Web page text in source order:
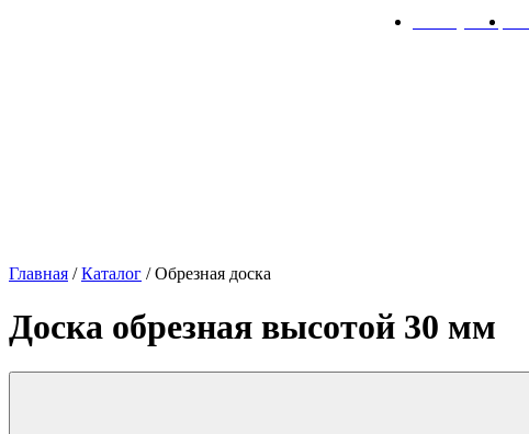
Калькулятор
Главная /Каталог /Обрезная доска
Доска обрезная высотой 30 мм